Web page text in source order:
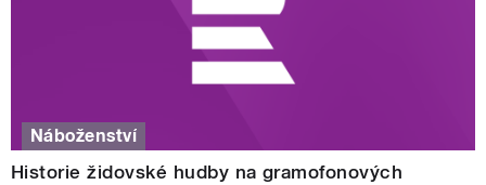
Náboženství
Historie židovské hudby na gramofonových